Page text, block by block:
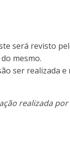
será revisto
mesmo.
ser realizada
realizada